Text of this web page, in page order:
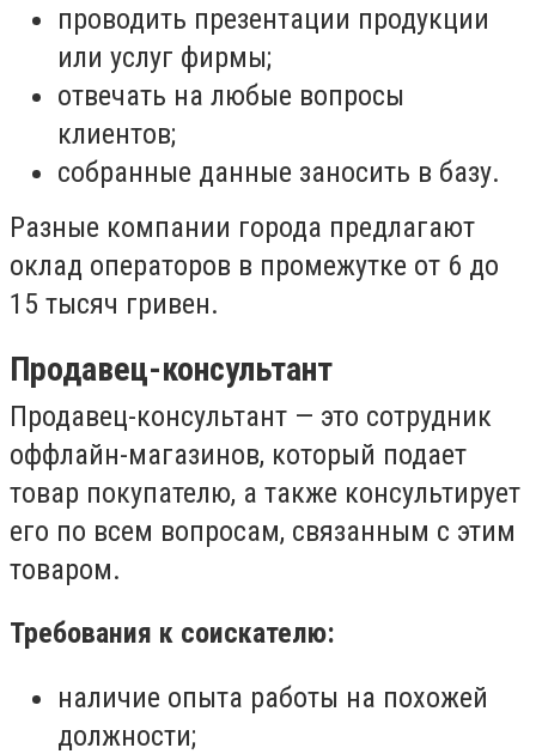
проводить презентации продукции
или услуг фирмы;
отвечать на любые вопросы
клиентов;
собранные данные заносить в базу.
Разные компании города предлагают
оклад операторов в промежутке от 6 до
15 тысяч гривен.
Продавец-консультант
Продавец-консультант — это сотрудник
оффлайн-магазинов, который подает
товар покупателю, а также консультирует
его по всем вопросам, связанным с этим
товаром.
Требования к соискателю:
наличие опыта работы на похожей
должности;